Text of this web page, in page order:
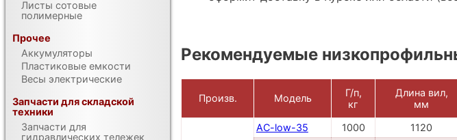
Рекомендуемые
Произв. Модель
Г/п,
кг
Длина вил,
мм
AC-low-35 1000 1120
Листы сотовые
полимерные
Прочее
Аккумуляторы
Пластиковые емкости
Весы электрические
Запчасти для складской
техники
Запчасти для
гидравлических тележек